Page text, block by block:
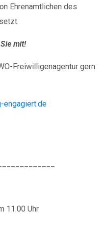
Ehrenamtlichen des
mit!
Freiwilligenagentur gern
engagiert.de
11.00 Uhr